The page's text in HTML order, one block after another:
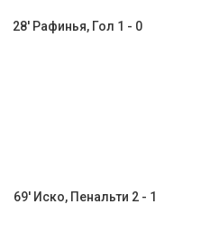
28' Рафинья, Гол 1 - 0
69' Иско, Пенальти 2 - 1